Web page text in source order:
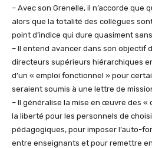
– Avec son Grenelle, il n’accorde que
alors que la totalité des collègues
point d’indice qui dure quasiment
– Il entend avancer dans son objectif
directeurs supérieurs hiérarchiques
d’un « emploi fonctionnel » pour
seraient soumis à une lettre de mission
– Il généralise la mise en œuvre des «
la liberté pour les personnels de
pédagogiques, pour imposer l’auto-
entre enseignants et pour remettre